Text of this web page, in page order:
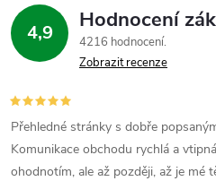
4,9 Hodnocení
4216 hodnocení
Zobrazit recenze
Přehledné stránky s dobře
Komunikace obchodu rychlá a
ohodnotím, ale až později, až je mé